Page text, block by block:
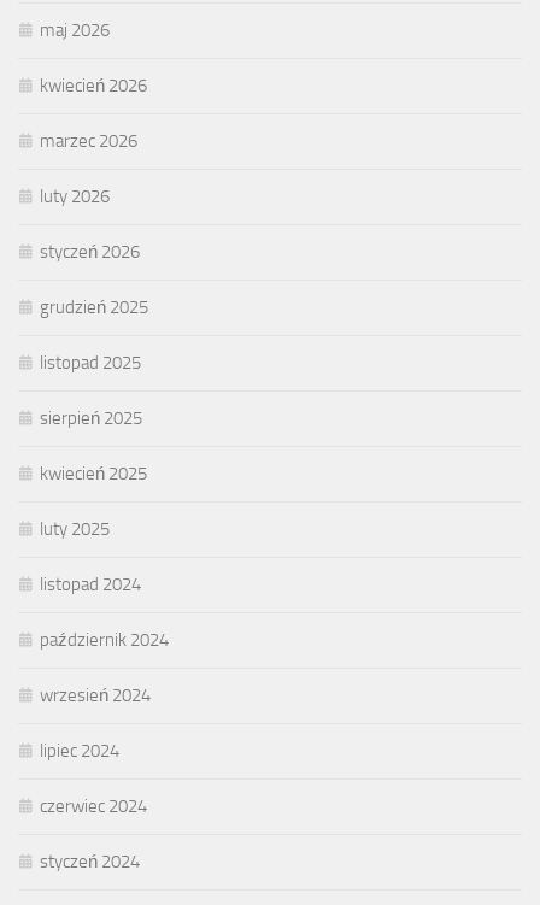
maj 2026
kwiecień 2026
marzec 2026
luty 2026
styczeń 2026
grudzień 2025
listopad 2025
sierpień 2025
kwiecień 2025
luty 2025
listopad 2024
październik 2024
wrzesień 2024
lipiec 2024
czerwiec 2024
styczeń 2024